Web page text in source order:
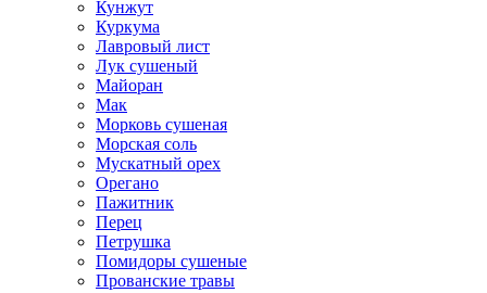
Кунжут
Куркума
Лавровый лист
Лук сушеный
Майоран
Мак
Морковь сушеная
Морская соль
Мускатный орех
Орегано
Пажитник
Перец
Петрушка
Помидоры сушеные
Прованские травы